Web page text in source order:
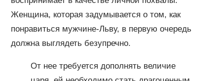
Женщина, которая задумывается о том, как
понравиться мужчине-Льву, в первую очередь
должна выглядеть безупречно.
От нее требуется дополнять величие